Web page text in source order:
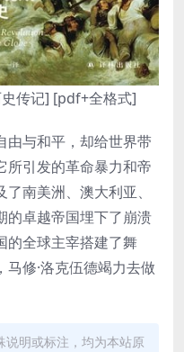
传记] [pdf+全格式]
由与和平，却给世界带
所引发的革命暴力和帝
南美洲、澳大利亚、
的卓越帝国埋下了崩溃
的全球主宰搭建了舞
修·洛克伍德竭力去做
说明或标注，均为本站原